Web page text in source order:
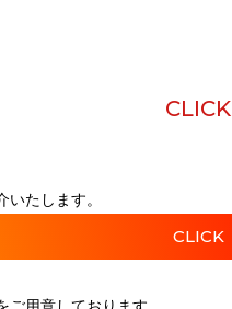
CLICK
たします。
CLICK